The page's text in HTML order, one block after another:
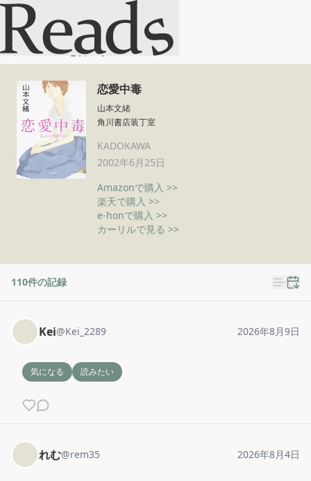
恋愛中毒
ホーム 恋愛中毒
恋愛中毒
山本文緒
角川書店装丁室
KADOKAWA
2002年6月25日
Amazonで購入 >>
楽天で購入 >>
e-honで購入 >>
カーリルで見る >>
110件の記録
Kei@Kei_2289 2026年8月9日
気になる 読みたい
れむ@rem35 2026年8月4日